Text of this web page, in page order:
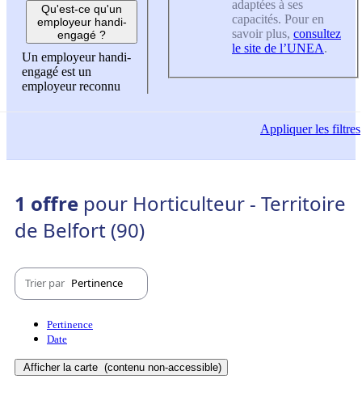
Qu'est-ce qu'un
employeur handi-
engagé ?
Un employeur handi-
engagé est un
employeur reconnu
adaptées à ses
capacités. Pour en
savoir plus, consultez
le site de l’UNEA.
Appliquerles filtres
1 offre pour Horticulteur - Territoire
de Belfort (90)
Trier par Pertinence
Pertinence
Date
Afficher la carte (contenu non-accessible)